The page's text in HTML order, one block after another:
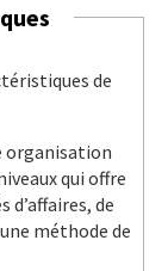
de
organisation
qui offre
d’affaires, de
méthode de